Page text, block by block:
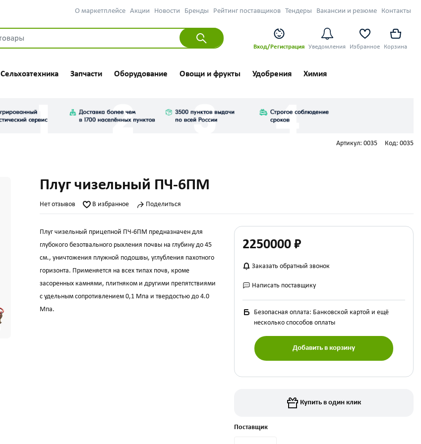
О маркетплейсе Акции Новости Бренды Рейтинг поставщиков Тендеры Вакансии и резюме Контакты
Вход/Регистрация Уведомления Избранное Корзина
Сельхозтехника Запчасти Оборудование Овощи и фрукты Удобрения Химия
Артикул: 0035 Код: 0035
Плуг чизельный ПЧ-6ПМ
Нет отзывов В избранное Поделиться
Плуг чизельный прицепной ПЧ-6ПМ предназначен для
глубокого безотвального рыхления почвы на глубину до 45
см., уничтожения плужной подошвы, углубления пахотного
горизонта. Применяется на всех типах почв, кроме
засоренных камнями, плитняком и другими препятствиями
с удельным сопротивлением 0,1 Мпа и твердостью до 4.0
Мпа.
2250000 ₽
Заказать обратный звонок
Написать поставщику
Безопасная оплата: Банковской картой и ещё
несколько способов оплаты
Добавить в корзину
Купить в один клик
Поставщик